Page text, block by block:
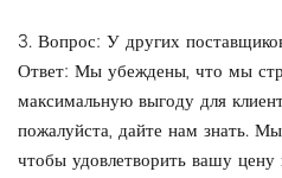
3. Вопрос: У других
Ответ: Мы убеждены, что мы
максимальную выгоду для
пожалуйста, дайте нам знать.
чтобы удовлетворить вашу